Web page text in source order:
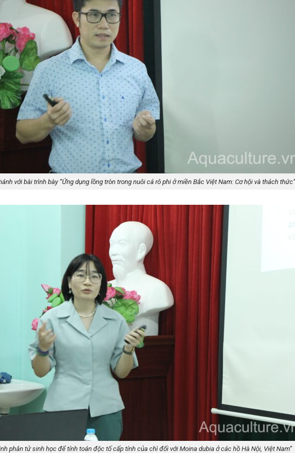
với bài trình bày “Ứng dụng lồng tròn trong nuôi cá rô phi ở miền Bắc Việt Nam: Cơ hội và thách thức”
phân tử sinh học để tính toán độc tố cấp tính của chì đối với Moina dubia ở các hồ Hà Nội, Việt Nam”